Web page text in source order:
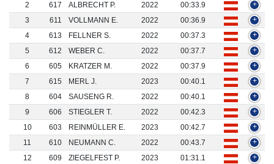
2
617 ALBRECHT P. 2022 00:33.9
+
3
611 VOLLMANN E. 2022 00:36.9
+
4
613 FELLNER S. 2022 00:37.3
+
5
612 WEBER C. 2022 00:37.7
+
6
605 KRATZER M. 2022 00:37.9
+
7
615 MERL J. 2023 00:40.1
+
8
604 SAUSENG R. 2022 00:40.1
+
9
606 STIEGLER T. 2022 00:42.3
+
10
603 REINMÜLLER E. 2023 00:42.7
+
11
610 NEUMANN C. 2022 00:43.7
+
12
609 ZIEGELFEST P. 2023 01:31.1
+